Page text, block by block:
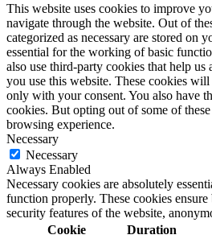
This website uses cookies to improve
navigate through the website. Out of
categorized as necessary are stored on
essential for the working of basic
also use third-party cookies that help us
you use this website. These cookies
only with your consent. You also have
cookies. But opting out of some of
browsing experience.
Necessary
Necessary
Always Enabled
Necessary cookies are absolutely
function properly. These cookies
security features of the website,
Cookie
Duration